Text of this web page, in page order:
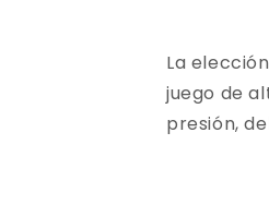
La
juego de
presión,